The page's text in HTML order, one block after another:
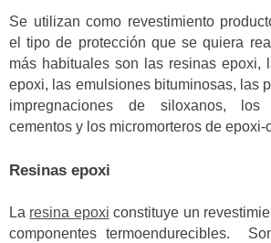
Se utilizan como revestimiento
el tipo de protección que se quiera
más habituales son las resinas epoxi,
epoxi, las emulsiones bituminosas, las
impregnaciones de siloxanos, los
cementos y los micromorteros de epoxi-
Resinas epoxi
La resina epoxi constituye un
componentes termoendurecibles.